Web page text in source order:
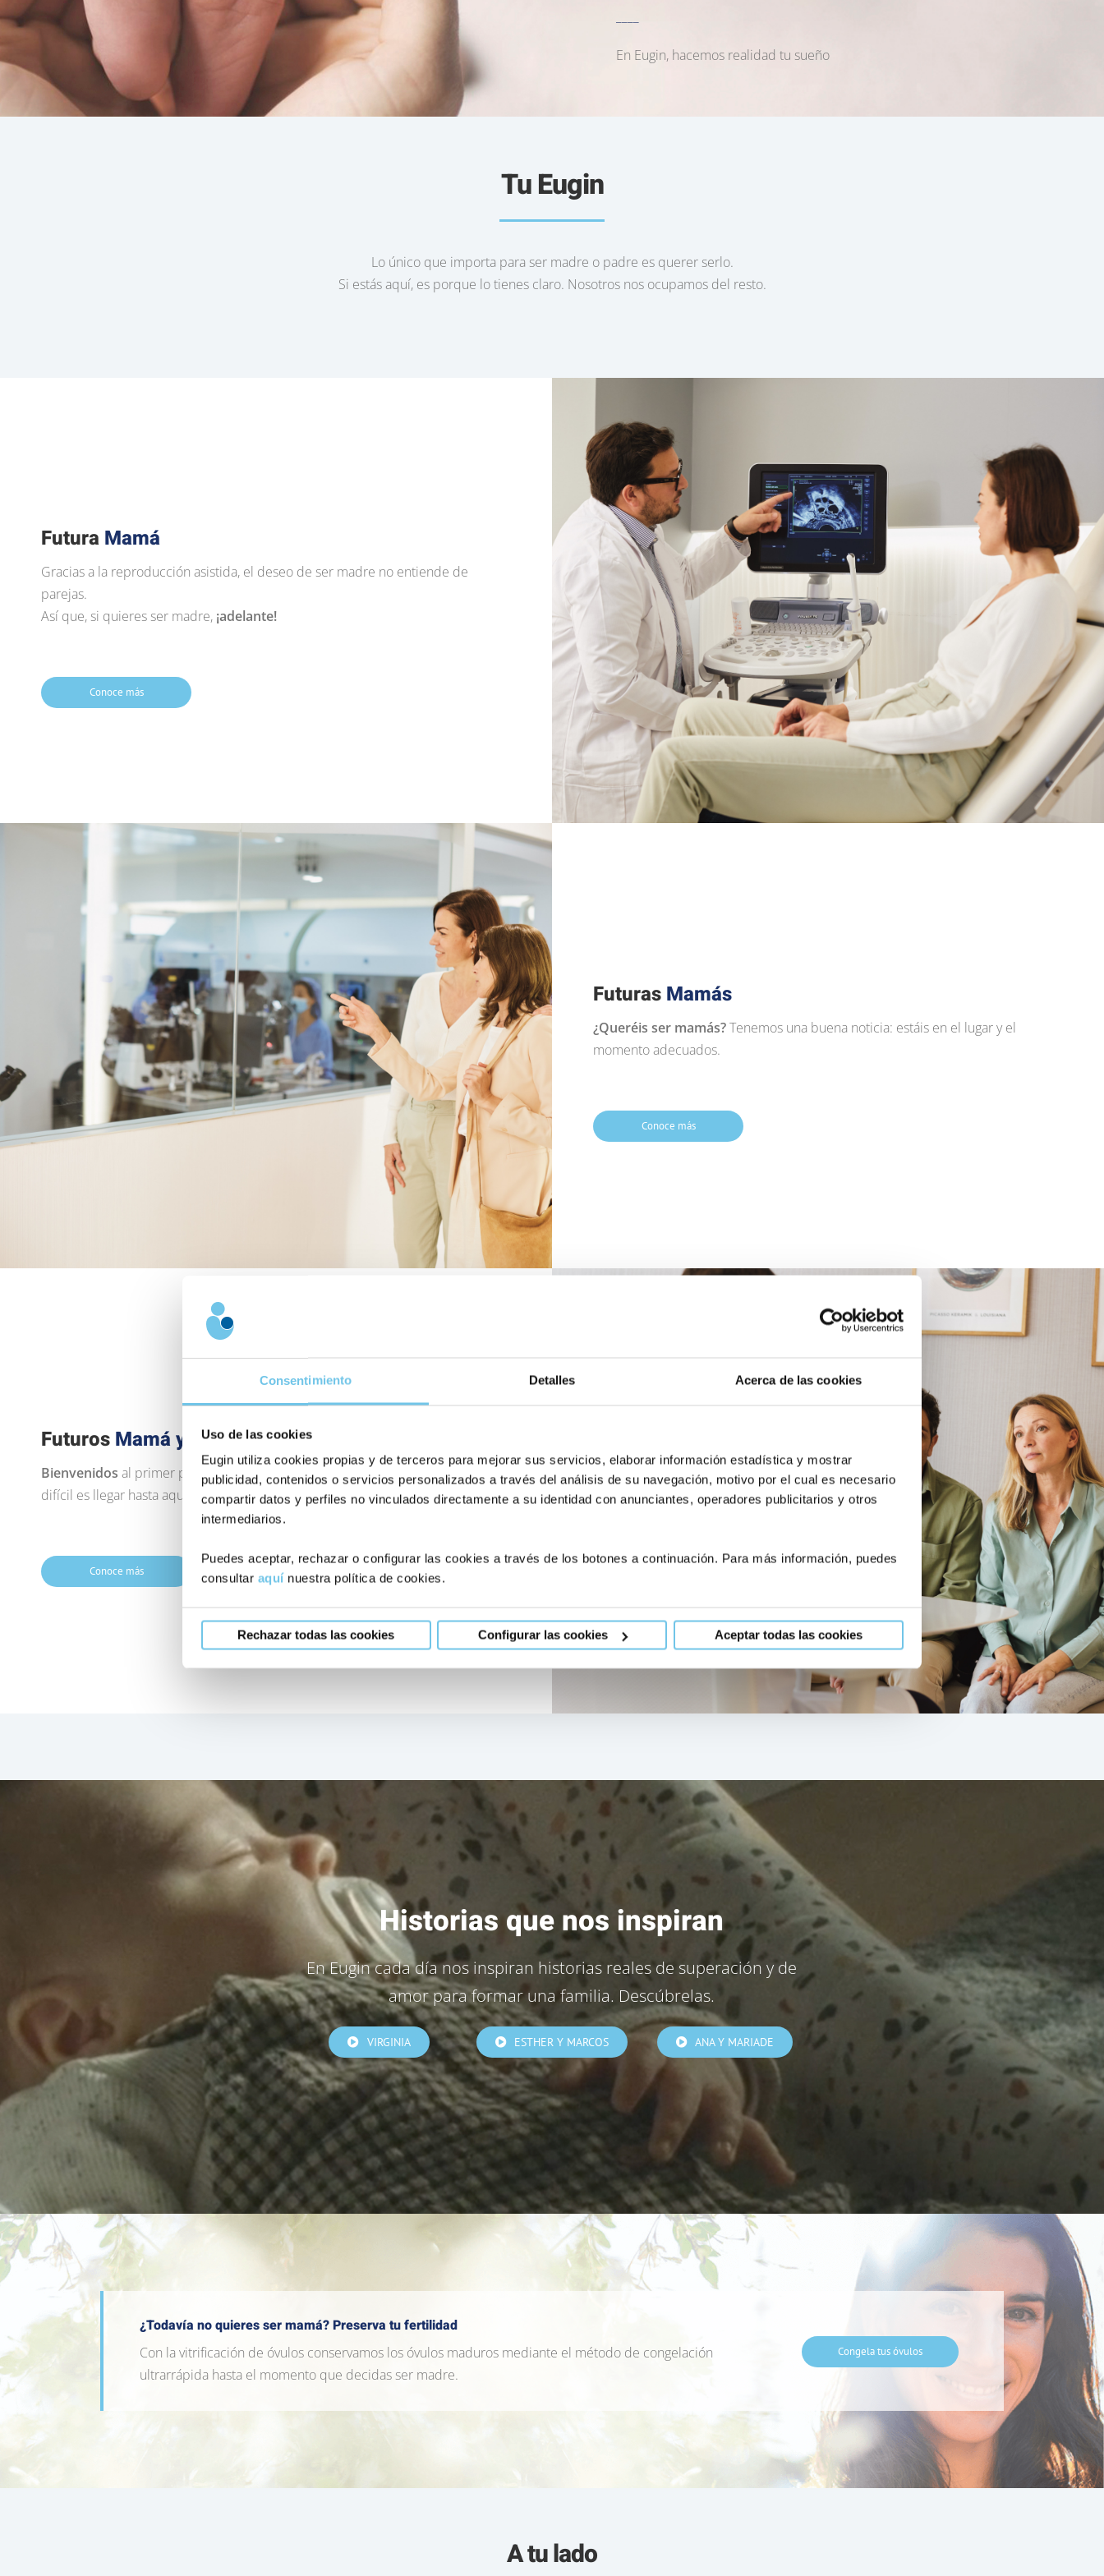
Consentimiento Detalles Acerca de las cookies
Uso de las cookies
Eugin utiliza cookies propias y de terceros para mejorar sus servicios, elaborar información estadística y mostrar
publicidad, contenidos o servicios personalizados a través del análisis de su navegación, motivo por el cual es necesario
compartir datos y perfiles no vinculados directamente a su identidad con anunciantes, operadores publicitarios y otros
intermediarios.
Puedes aceptar, rechazar o configurar las cookies a través de los botones a continuación. Para más información, puedes
consultar aquínuestra política de cookies.
Rechazar todas las cookies Configurar las cookies Aceptar todas las cookies
En Eugin, hacemos realidad tu sueño
Tu Eugin
Lo único que importa para ser madre o padre es querer serlo.
Si estás aquí, es porque lo tienes claro. Nosotros nos ocupamos del resto.
Futura Mamá
Gracias a la reproducción asistida, el deseo de ser madre no entiende de
parejas.
Así que, si quieres ser madre, ¡adelante!
Conoce más
Futuras Mamás
¿Queréis ser mamás?Tenemos una buena noticia: estáis en el lugar y el
momento adecuados.
Conoce más
Futuros Mamá y Papá
Bienvenidos al primer paso hacia vuestra nueva vida. Muchas veces, lo más
difícil es llegar hasta aquí.
Conoce más
Historias que nos inspiran
En Eugin cada día nos inspiran historias reales de superación y de
amor para formar una familia. Descúbrelas.
VIRGINIA ESTHER Y MARCOS ANA Y MARIADE
¿Todavía no quieres ser mamá? Preserva tu fertilidad
Con la vitrificación de óvulos conservamos los óvulos maduros mediante el método de congelación
ultrarrápida hasta el momento que decidas ser madre.
Congela tus óvulos
A tu lado